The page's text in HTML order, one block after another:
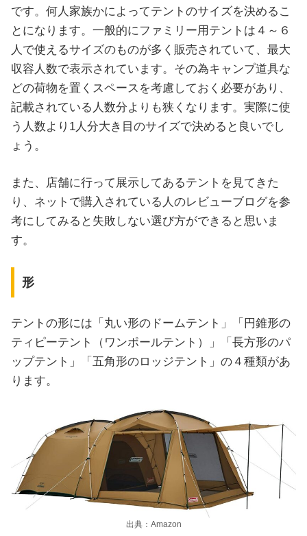
です。何人家族かによってテントのサイズを決めるこ
とになります。一般的にファミリー用テントは４～６
人で使えるサイズのものが多く販売されていて、最大
収容人数で表示されています。その為キャンプ道具な
どの荷物を置くスペースを考慮しておく必要があり、
記載されている人数分よりも狭くなります。実際に使
う人数より1人分大き目のサイズで決めると良いでし
ょう。
また、店舗に行って展示してあるテントを見てきた
り、ネットで購入されている人のレビューブログを参
考にしてみると失敗しない選び方ができると思いま
す。
形
テントの形には「丸い形のドームテント」「円錐形の
ティピーテント（ワンポールテント）」「長方形のパ
ップテント」「五角形のロッジテント」の４種類があ
ります。
出典：Amazon